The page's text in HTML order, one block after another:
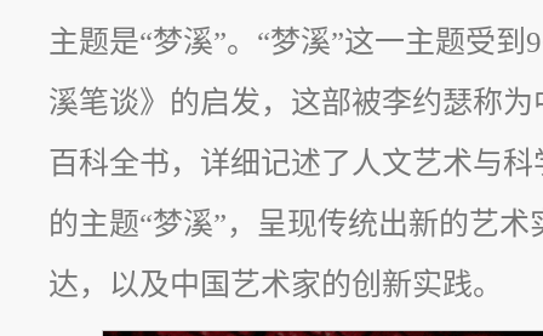
主题是“梦溪”。“梦溪”这一主题受
溪笔谈》的启发，这部被李约瑟称
百科全书，详细记述了人文艺术与
的主题“梦溪”，呈现传统出新的艺
达，以及中国艺术家的创新实践。